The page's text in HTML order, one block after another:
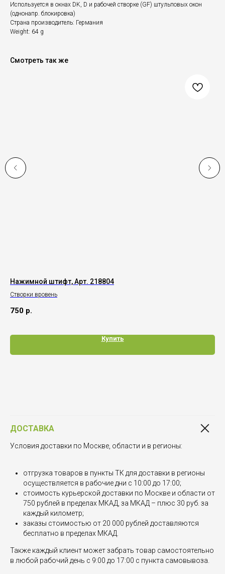
Используется в окнах DK, D и рабочей створке (GF) штульповых окон
(однонапр. блокировка)
Страна производитель: Германия
Weight: 64 g
Смотреть так же
Нажимной штифт, Арт. 218804
Створки вровень
750 р.
Купить
ДОСТАВКА
Условия доставки по Москве, области и в регионы:
отгрузка товаров в пункты ТК для доставки в регионы
осуществляется в рабочие дни с 10:00 до 17:00;
стоимость курьерской доставки по Москве и области от
750 рублей в пределах МКАД, за МКАД – плюс 30 руб. за
каждый километр;
заказы стоимостью от 20 000 рублей доставляются
бесплатно в пределах МКАД.
Также каждый клиент может забрать товар самостоятельно
в любой рабочий день с 9:00 до 17:00 с пункта самовывоза.